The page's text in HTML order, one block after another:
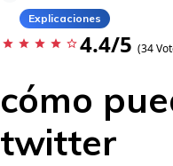
Explicaciones
star star star star star_border 4.4/5 (34
cómo
twitter